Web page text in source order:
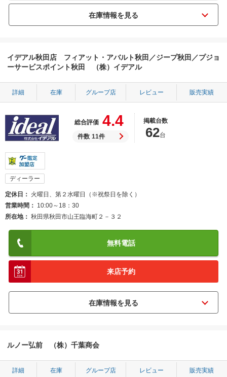
イデアル秋田店 フィアット・アバルト秋田／ジープ秋田／プジョ
ーサービスポイント秋田 （株）イデアル
詳細 在庫 グループ店 レビュー 販売実績
総合評価 4.4
件数 11件
掲載台数
62台
ディーラー
定休日
火曜日、第２水曜日（※祝祭日を除く）
営業時間
10:00～18：30
所在地
秋田県秋田市山王臨海町２－３２
無料電話
来店予約
ルノー弘前 （株）千葉商会
詳細 在庫 グループ店 レビュー 販売実績